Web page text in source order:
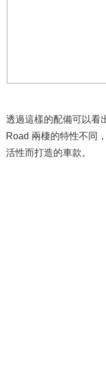
透過這樣的配備可以看
Road 兩棲的特性不同
活性而打造的車款。